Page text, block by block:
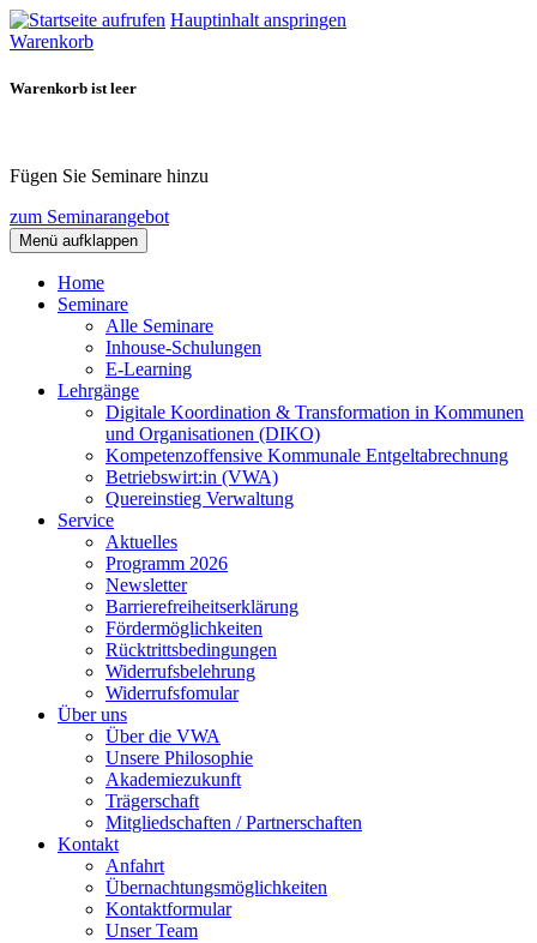
Hauptinhalt anspringen
Warenkorb
Warenkorb ist leer
Fügen Sie Seminare hinzu
zum Seminarangebot
Menü aufklappen
Home
Seminare
Alle Seminare
Inhouse-Schulungen
E-Learning
Lehrgänge
Digitale Koordination & Transformation in Kommunen
und Organisationen (DIKO)
Kompetenzoffensive Kommunale Entgeltabrechnung
Betriebswirt:in (VWA)
Quereinstieg Verwaltung
Service
Aktuelles
Programm 2026
Newsletter
Barrierefreiheitserklärung
Fördermöglichkeiten
Rücktrittsbedingungen
Widerrufsbelehrung
Widerrufsfomular
Über uns
Über die VWA
Unsere Philosophie
Akademiezukunft
Trägerschaft
Mitgliedschaften / Partnerschaften
Kontakt
Anfahrt
Übernachtungsmöglichkeiten
Kontaktformular
Unser Team